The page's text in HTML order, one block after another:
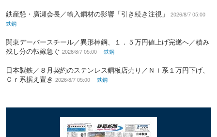
鉄産懇・廣瀬会長／輸入鋼材の影響「引き続き注視」
2026/8/7 05:00
鉄鋼
関東デーバースチール／異形棒鋼、１．５万円値上げ完遂へ／積み
残し分の転嫁急ぐ 2026/8/7 05:00 鉄鋼
日本製鉄／８月契約のステンレス鋼板店売り／Ｎｉ系１万円下げ、
Ｃｒ系据え置き 2026/8/7 05:00 鉄鋼